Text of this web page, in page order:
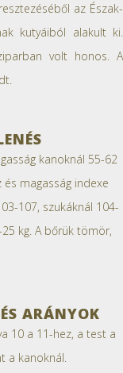
az Észak-
kutyáiból alakult ki.
volt honos. A
kanoknál 55-62
magasság indexe
107, szukáknál 104-
kg. A bőrük tömör,
ARÁNYOK
10 a 11-hez, a test a
a kanoknál.